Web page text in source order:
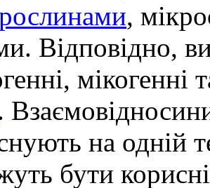
,
Відповідно,
мікогенні
на одній
бути